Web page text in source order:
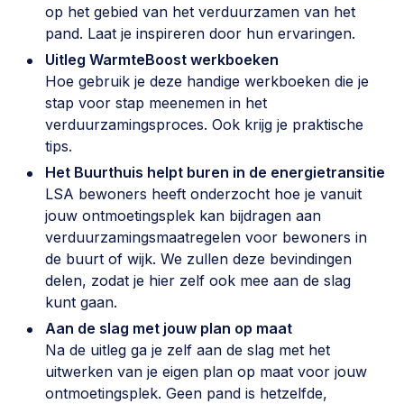
Meebeslissen
Uitdaagrecht, gemeenschapsfondsen, lokale democratie >
Samenwerken en lokale politiek
Lobbyen, invloed uitoefenen, maatschappelijke impact >
Omgevingswet en gebiedsontwikkeling
invoering omgevingswet, participatie,
gebiedsontwikkeling>
op het gebied van het verduurzamen van het
pand. Laat je inspireren door hun ervaringen.
Uitleg WarmteBoost werkboeken
Hoe gebruik je deze handige werkboeken die je
stap voor stap meenemen in het
verduurzamingsproces. Ook krijg je praktische
tips.
Het Buurthuis helpt buren in de energietransitie
LSA bewoners heeft onderzocht hoe je vanuit
jouw ontmoetingsplek kan bijdragen aan
verduurzamingsmaatregelen voor bewoners in
de buurt of wijk. We zullen deze bevindingen
delen, zodat je hier zelf ook mee aan de slag
kunt gaan.
Aan de slag met jouw plan op maat
Na de uitleg ga je zelf aan de slag met het
uitwerken van je eigen plan op maat voor jouw
ontmoetingsplek. Geen pand is hetzelfde,